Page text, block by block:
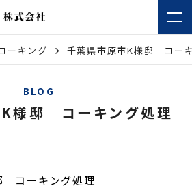
ーキング 千葉県市原市K様邸 コー
BLOG
様邸 コーキング処理
コーキング処理